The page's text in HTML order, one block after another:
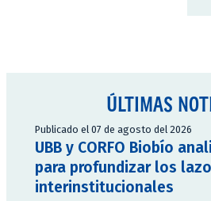
ÚLTIMAS
Publicado el 07 de agosto del 2026
UBB y CORFO Biobío
para profundizar los
interinstitucionales